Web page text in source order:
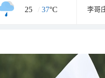
25 / 37°C 李哥